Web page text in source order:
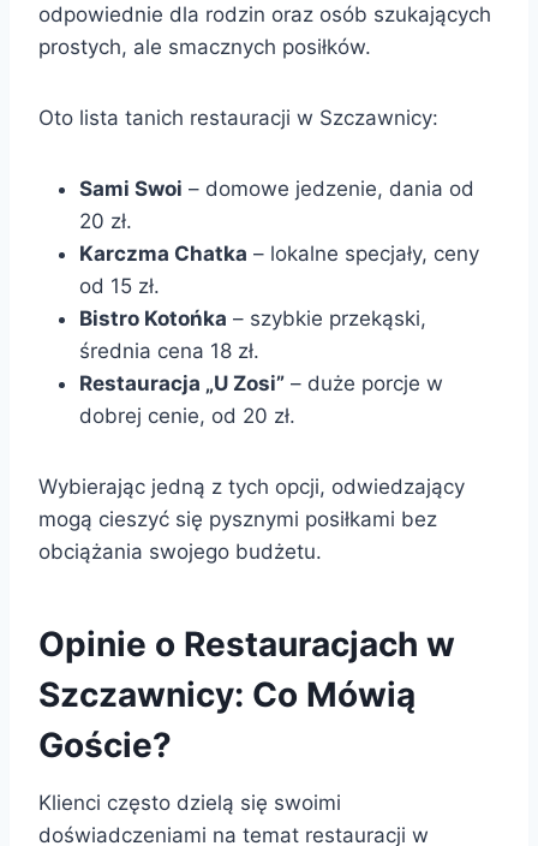
odpowiednie dla rodzin oraz osób szukających
prostych, ale smacznych posiłków.
Oto lista tanich restauracji w Szczawnicy:
Sami Swoi – domowe jedzenie, dania od
20 zł.
Karczma Chatka – lokalne specjały, ceny
od 15 zł.
Bistro Kotońka – szybkie przekąski,
średnia cena 18 zł.
Restauracja „U Zosi” – duże porcje w
dobrej cenie, od 20 zł.
Wybierając jedną z tych opcji, odwiedzający
mogą cieszyć się pysznymi posiłkami bez
obciążania swojego budżetu.
Opinie o Restauracjach w
Szczawnicy: Co Mówią
Goście?
Klienci często dzielą się swoimi
doświadczeniami na temat restauracji w